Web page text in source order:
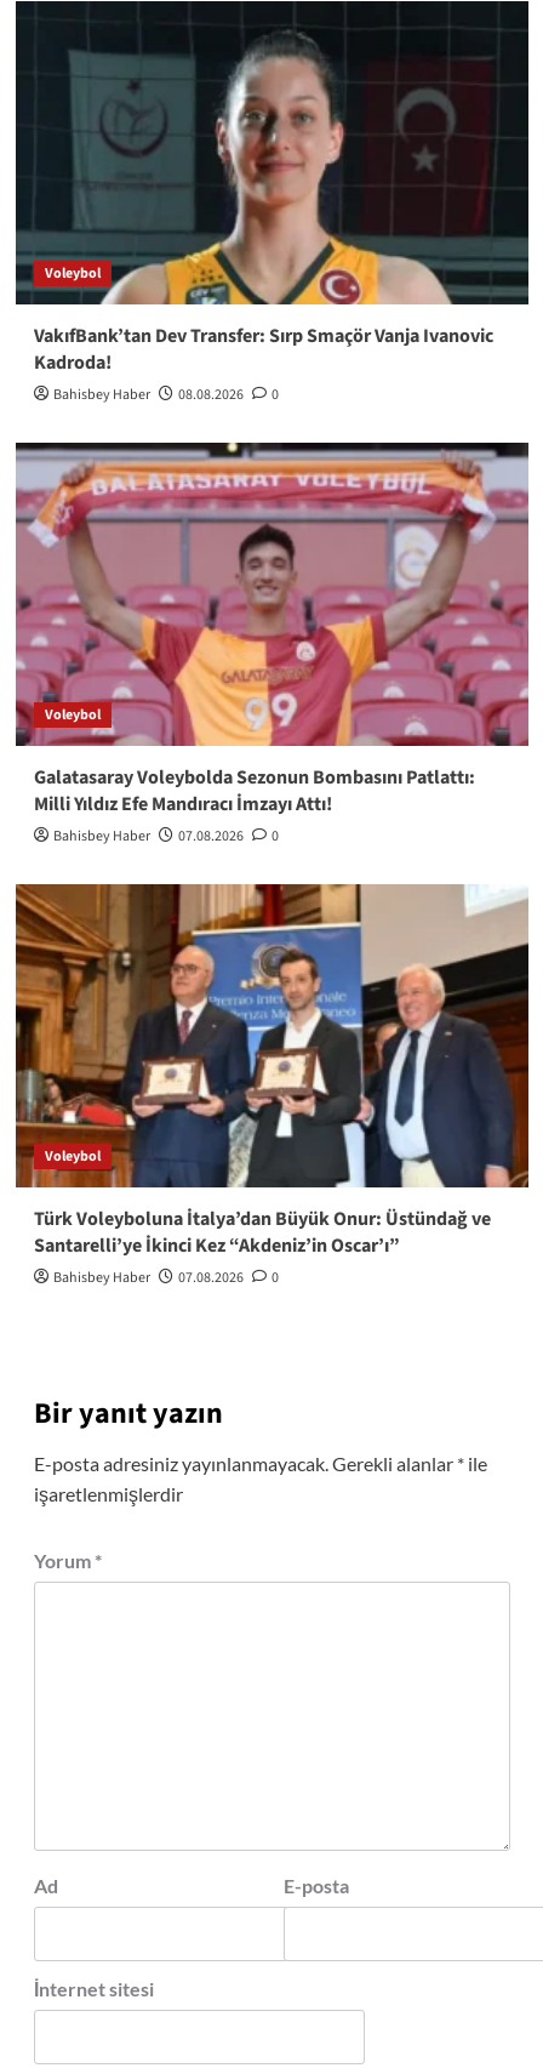
Voleybol
VakıfBank’tan Dev Transfer: Sırp Smaçör Vanja Ivanovic
Kadroda!
Bahisbey Haber 08.08.2026 0
Voleybol
Galatasaray Voleybolda Sezonun Bombasını Patlattı:
Milli Yıldız Efe Mandıracı İmzayı Attı!
Bahisbey Haber 07.08.2026 0
Voleybol
Türk Voleyboluna İtalya’dan Büyük Onur: Üstündağ ve
Santarelli’ye İkinci Kez “Akdeniz’in Oscar’ı”
Bahisbey Haber 07.08.2026 0
Bir yanıt yazın
E-posta adresiniz yayınlanmayacak. Gerekli alanlar *ile
işaretlenmişlerdir
Yorum *
Ad E-posta
İnternet sitesi